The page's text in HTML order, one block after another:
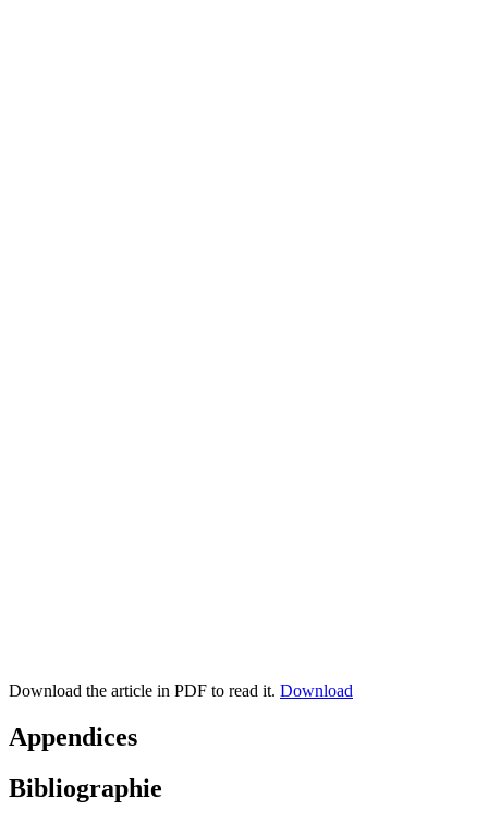
Download the article in PDF to read it. Download
Appendices
Bibliographie